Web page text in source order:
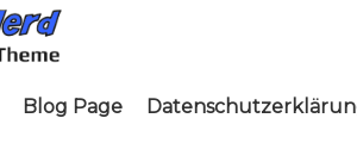
Blog Page